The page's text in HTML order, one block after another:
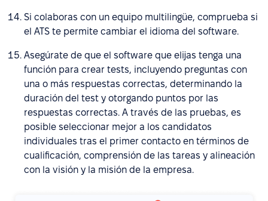
Si colaboras con un equipo multilingüe, comprueba si
el ATS te permite cambiar el idioma del software.
Asegúrate de que el software que elijas tenga una
función para crear tests, incluyendo preguntas con
una o más respuestas correctas, determinando la
duración del test y otorgando puntos por las
respuestas correctas. A través de las pruebas, es
posible seleccionar mejor a los candidatos
individuales tras el primer contacto en términos de
cualificación, comprensión de las tareas y alineación
con la visión y la misión de la empresa.